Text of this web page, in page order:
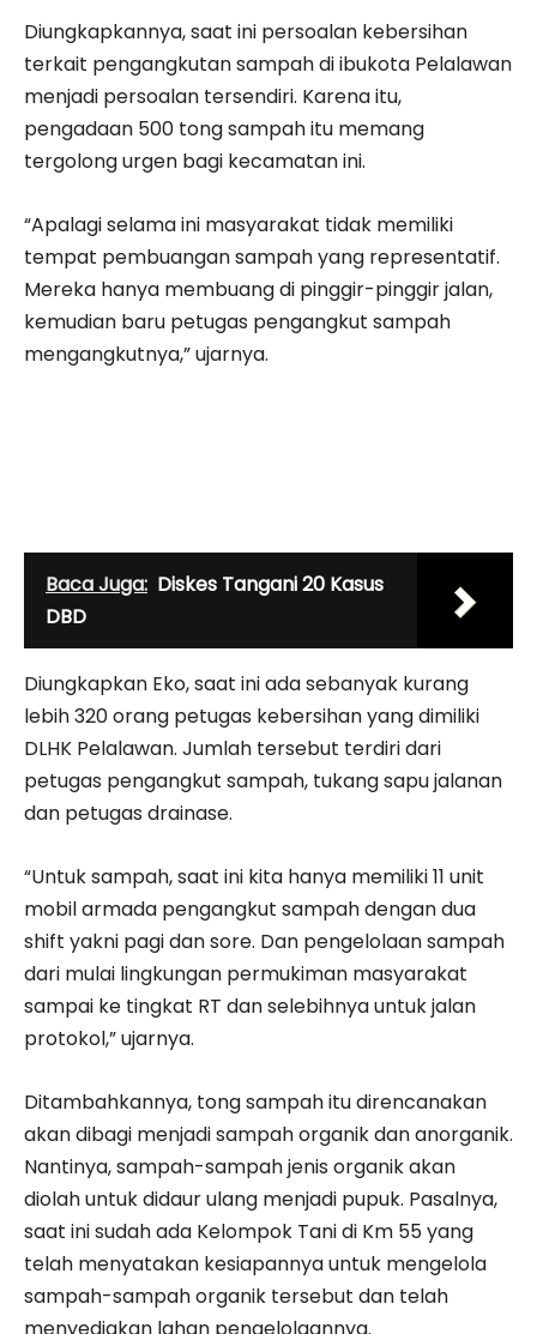
Diungkapkannya, saat ini persoalan kebersihan
terkait pengangkutan sampah di ibukota Pelalawan
menjadi persoalan tersendiri. Karena itu,
pengadaan 500 tong sampah itu memang
tergolong urgen bagi kecamatan ini.
“Apalagi selama ini masyarakat tidak memiliki
tempat pembuangan sampah yang representatif.
Mereka hanya membuang di pinggir-pinggir jalan,
kemudian baru petugas pengangkut sampah
mengangkutnya,” ujarnya.
Baca Juga: Diskes Tangani 20 Kasus
DBD
Diungkapkan Eko, saat ini ada sebanyak kurang
lebih 320 orang petugas kebersihan yang dimiliki
DLHK Pelalawan. Jumlah tersebut terdiri dari
petugas pengangkut sampah, tukang sapu jalanan
dan petugas drainase.
“Untuk sampah, saat ini kita hanya memiliki 11 unit
mobil armada pengangkut sampah dengan dua
shift yakni pagi dan sore. Dan pengelolaan sampah
dari mulai lingkungan permukiman masyarakat
sampai ke tingkat RT dan selebihnya untuk jalan
protokol,” ujarnya.
Ditambahkannya, tong sampah itu direncanakan
akan dibagi menjadi sampah organik dan anorganik.
Nantinya, sampah-sampah jenis organik akan
diolah untuk didaur ulang menjadi pupuk. Pasalnya,
saat ini sudah ada Kelompok Tani di Km 55 yang
telah menyatakan kesiapannya untuk mengelola
sampah-sampah organik tersebut dan telah